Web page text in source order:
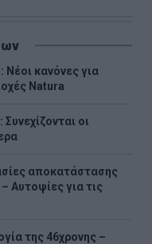
Νέοι κανόνες για
Natura
οι
αποκατάστασης
Αυτοψίες για τις
της 46χρονης –